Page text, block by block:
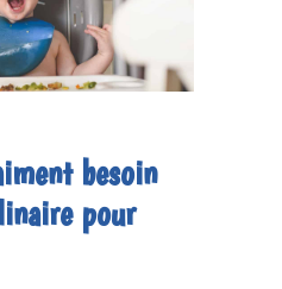
besoin
pour